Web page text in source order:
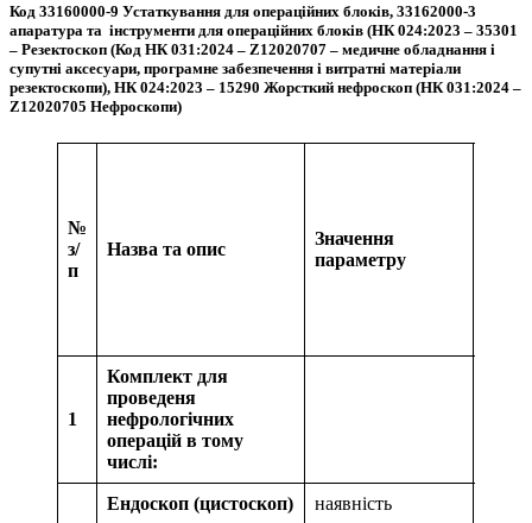
Код 33160000-9 Устаткування для операційних блоків, 33162000-3
апаратура та інструменти для операційних блоків (НК 024:2023 – 35301
– Резектоскоп (Код НК 031:2024 – Z12020707 – медичне обладнання і
супутні аксесуари, програмне забезпечення і витратні матеріали
резектоскопи), НК 024:2023 – 15290 Жорсткий нефроскоп (НК 031:2024 –
Z12020705 Нефроскопи)
№
з/
п
Назва та опис
Значення
параметру
1
Комплект для
проведеня
нефрологічних
операцій в тому
числі:
Ендоскоп (цистоскоп) наявність